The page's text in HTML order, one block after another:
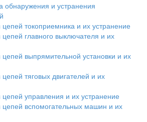
и устранения
токоприемника и их устранение
главного выключателя и их
выпрямительной установки и их
тяговых двигателей и их
управления и их устранение
цепей вспомогательных машин и их